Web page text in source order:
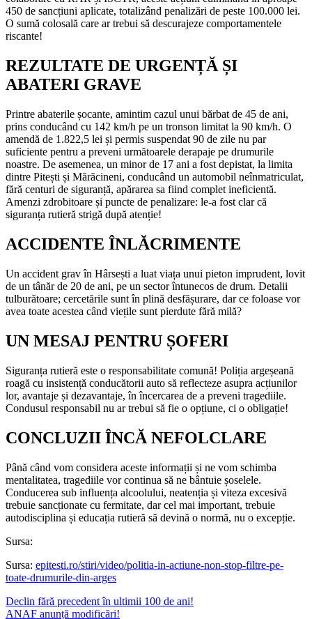
450 de sancțiuni aplicate, totalizând penalizări de peste 100.000 lei.
O sumă colosală care ar trebui să descurajeze comportamentele
riscante!
REZULTATE DE URGENȚĂ ȘI
ABATERI GRAVE
Printre abaterile șocante, amintim cazul unui bărbat de 45 de ani,
prins conducând cu 142 km/h pe un tronson limitat la 90 km/h. O
amendă de 1.822,5 lei și permis suspendat 90 de zile nu par
suficiente pentru a preveni următoarele derapaje pe drumurile
noastre. De asemenea, un minor de 17 ani a fost depistat, la limita
dintre Pitești și Mărăcineni, conducând un automobil neînmatriculat,
fără centuri de siguranță, apărarea sa fiind complet ineficientă.
Amenzi zdrobitoare și puncte de penalizare: le-a fost clar că
siguranța rutieră strigă după atenție!
ACCIDENTE ÎNLĂCRIMENTE
Un accident grav în Hârsești a luat viața unui pieton imprudent, lovit
de un tânăr de 20 de ani, pe un sector întunecos de drum. Detalii
tulburătoare; cercetările sunt în plină desfășurare, dar ce foloase vor
avea toate acestea când viețile sunt pierdute fără milă?
UN MESAJ PENTRU ȘOFERI
Siguranța rutieră este o responsabilitate comună! Poliția argeșeană
roagă cu insistență conducătorii auto să reflecteze asupra acțiunilor
lor, avantaje și dezavantaje, în încercarea de a preveni tragediile.
Condusul responsabil nu ar trebui să fie o opțiune, ci o obligație!
CONCLUZII ÎNCĂ NEFOLCLARE
Până când vom considera aceste informații și ne vom schimba
mentalitatea, tragediile vor continua să ne bântuie șoselele.
Conducerea sub influența alcoolului, neatenția și viteza excesivă
trebuie sancționate cu fermitate, dar cel mai important, trebuie
autodisciplina și educația rutieră să devină o normă, nu o excepție.
Sursa:
Sursa: epitesti.ro/stiri/video/politia-in-actiune-non-stop-filtre-pe-
toate-drumurile-din-arges
Declin fără precedent în ultimii 100 de ani!
ANAF anunță modificări!